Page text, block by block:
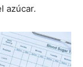
azúcar.